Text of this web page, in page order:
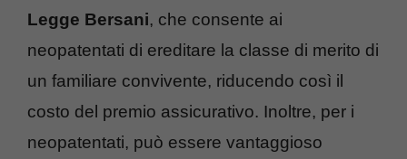
Legge Bersani, che consente ai
neopatentati di ereditare la classe di merito di
un familiare convivente, riducendo così il
costo del premio assicurativo. Inoltre, per i
neopatentati, può essere vantaggioso